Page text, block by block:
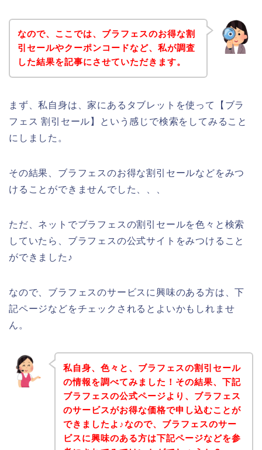
なので、ここでは、ブラフェスのお得な割
引セールやクーポンコードなど、私が調査
した結果を記事にさせていただきます。
まず、私自身は、家にあるタブレットを使って【ブラ
フェス 割引セール】という感じで検索をしてみること
にしました。
その結果、ブラフェスのお得な割引セールなどをみつ
けることができませんでした、、、
ただ、ネットでブラフェスの割引セールを色々と検索
していたら、ブラフェスの公式サイトをみつけること
ができました♪
なので、ブラフェスのサービスに興味のある方は、下
記ページなどをチェックされるとよいかもしれませ
ん。
私自身、色々と、ブラフェスの割引セール
の情報を調べてみました！その結果、下記
ブラフェスの公式ページより、ブラフェス
のサービスがお得な価格で申し込むことが
できましたよ♪なので、ブラフェスのサー
ビスに興味のある方は下記ページなどを参